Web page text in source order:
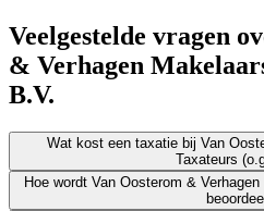
Veelgestelde vragen
& Verhagen
B.V.
Wat kost een taxatie bij Van
Taxateurs
Hoe wordt Van Oosterom &